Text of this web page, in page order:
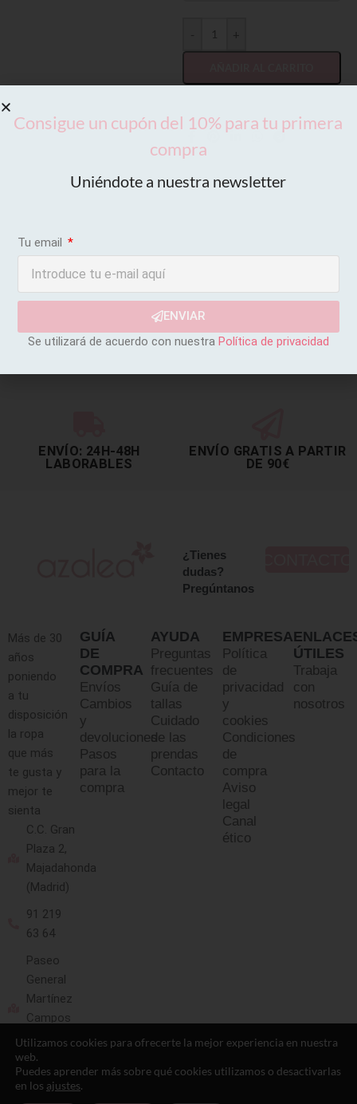
+
ENVÍO: 24H-48H
LABORABLES
ENVÍO GRATIS A PARTIR
DE 90€
¿Tienes
dudas?
Pregúntanos
Más de 30
años
poniendo
a tu
disposición
la ropa
que más
te gusta y
mejor te
sienta
C.C. Gran
Plaza 2,
Majadahonda
(Madrid)
91 219
63 64
Paseo
General
Martínez
Campos
13
(Madrid)
91 593
GUÍA
DE
COMPRA
Envíos
Cambios
y
devoluciones
Pasos
para la
compra
AYUDA
Preguntas
frecuentes
Guía de
tallas
Cuidado
de las
prendas
Contacto
EMPRESA
Política
de
privacidad
y
cookies
Condiciones
de
compra
Aviso
legal
Canal
ético
ÚTILES
Trabaja
con
nosotros
Utilizamos cookies para ofrecerte la mejor experiencia en nuestra
web.
Puedes aprender más sobre qué cookies utilizamos o desactivarlas
en los ajustes.
Consigue un cupón del 10% para tu primera
compra
Uniéndote a nuestra newsletter
Tu email
ENVIAR
Se utilizará de acuerdo con nuestra Política de privacidad